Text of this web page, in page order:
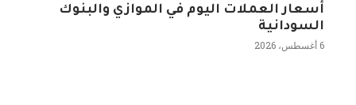
أسعار العملات اليوم في الموازي والبنوك
السودانية
6 أغسطس، 2026